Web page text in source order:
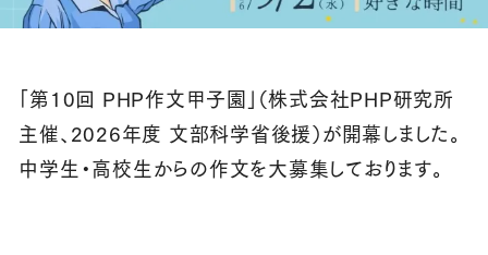
「第10回 PHP作文甲子園」（株式会社PHP研究所
主催、2026年度 文部科学省後援）が開幕しました。
中学生・高校生からの作文を大募集しております。